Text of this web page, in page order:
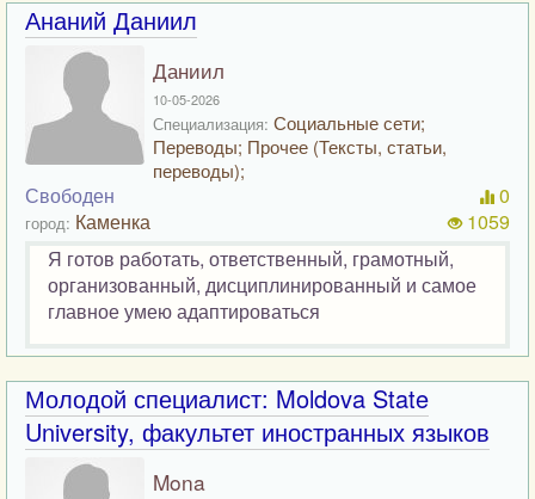
Ананий Даниил
Даниил
10-05-2026
Специализация: Социальные сети;
Переводы; Прочее (Тексты, статьи,
переводы);
Свободен
город: Каменка
0
1059
Я готов работать, ответственный, грамотный,
организованный, дисциплинированный и самое
главное умею адаптироваться
Молодой специалист: Moldova State
University, факультет иностранных языков
Mona